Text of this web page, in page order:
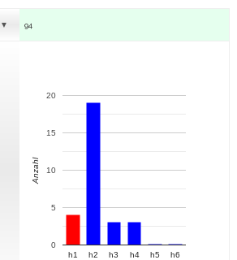
94
h1 h2 h3 h4 h5 h6
0
5
10
15
20
Anzahl